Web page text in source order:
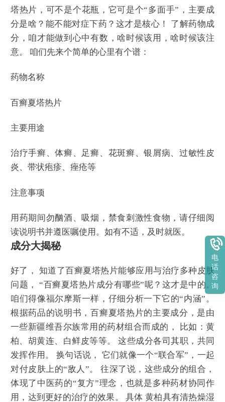
塔热片，可不是个花瓶，它可是个“多面手”，主要成
分是啥？能不能对症下药？这才是核心！ 了解药物成
分，咱才能做到心中有数，啥时候该用，啥时候该注
意。 咱们先来个简单的心里有个谱：
药物名称
百癣夏塔热片
主要用途
治疗手癣、体癣、足癣、花斑癣、银屑病、过敏性皮
炎、带状疱疹、痤疮等
注意事项
用药期间勿酗酒、吸烟，禁食刺激性食物，请仔细阅
读说明书并遵医嘱使用。如有不适，及时就医。
成分大揭秘
好了， 知道了百癣夏塔热片能够应用与治疗多种皮肤
问题， “百癣夏塔热片成分有哪些”呢？这才是中的。
咱们得像福尔摩斯一样，仔细分析一下它的“内涵”。
根据药品的说明书，百癣夏塔热片的主要成分，是由
一些新疆维吾尔族常用的药材组合而成的， 比如：黄
柏、胡黄连、白鲜皮等等。 这些成分各司其职，共同
发挥作用。 换句话说， 它们就像一个“联合军”，一起
对付皮肤上的“敌人”。 往深了说，这些成分的组合，
体现了中医药的“复方”理念，也就是多种药材协同作
用，达到更好的治疗的效果。 具体 黄柏具有清热燥湿
电
话
咨
询